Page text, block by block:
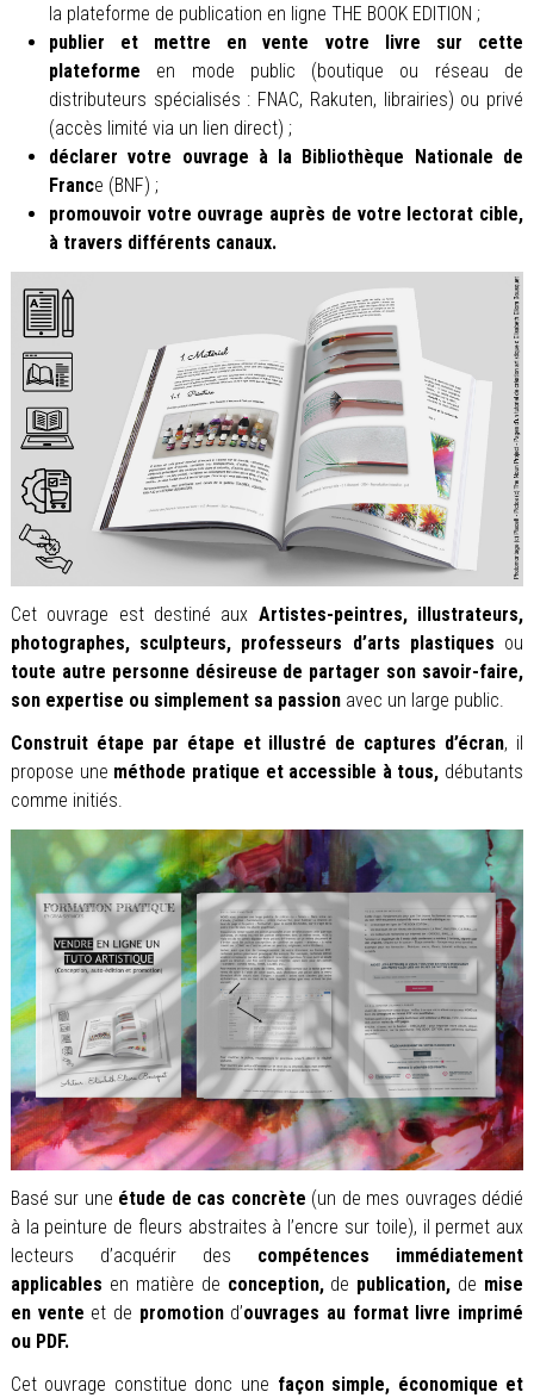
la plateforme de publication en ligne THE BOOK EDITION ;
publier et mettre en vente votre livre sur cette
plateforme en mode public (boutique ou réseau de
distributeurs spécialisés : FNAC, Rakuten, librairies) ou privé
(accès limité via un lien direct) ;
déclarer votre ouvrage à la Bibliothèque Nationale de
France (BNF) ;
promouvoir votre ouvrage auprès de votre lectorat cible,
à travers différents canaux.
Cet ouvrage est destiné aux Artistes-peintres, illustrateurs,
photographes, sculpteurs, professeurs d’arts plastiques ou
toute autre personne désireuse de partager son savoir-faire,
son expertise ou simplement sa passion avec un large public.
Construit étape par étape et illustré de captures d’écran, il
propose une méthode pratique et accessible à tous, débutants
comme initiés.
Basé sur une étude de cas concrète (un de mes ouvrages dédié
à la peinture de fleurs abstraites à l’encre sur toile), il permet aux
lecteurs d’acquérir des compétences immédiatement
applicables en matière de conception, de publication, de mise
en vente et de promotion d’ouvrages au format livre imprimé
ou PDF.
Cet ouvrage constitue donc une façon simple, économique et